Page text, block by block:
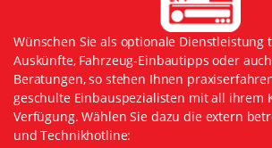
Wünschen Sie als optionale Dienstleistung
Auskünfte, Fahrzeug-Einbautipps oder
Beratungen, so stehen Ihnen
geschulte Einbauspezialisten mit all ihrem
Verfügung. Wählen Sie dazu die extern
und Technikhotline: